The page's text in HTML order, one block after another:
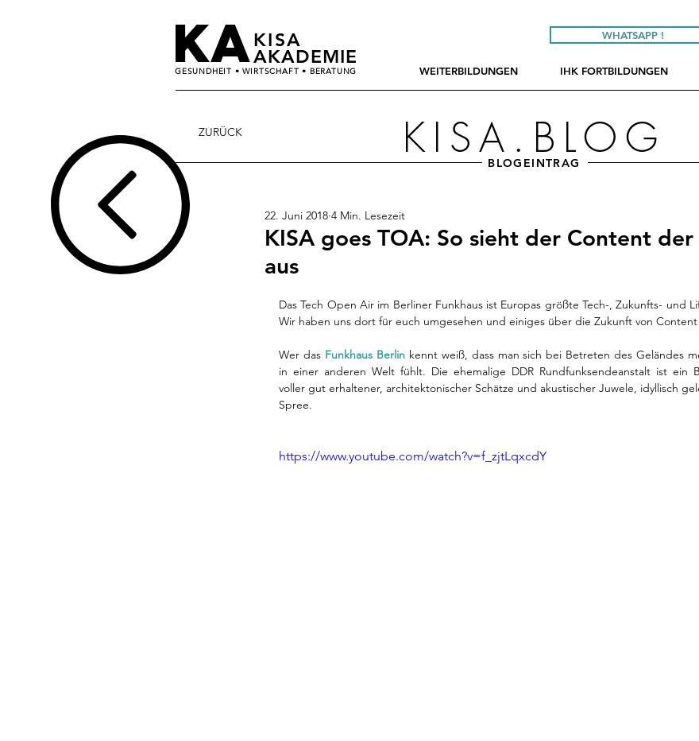
KAKISA
AKADEMIE
GESUNDHEIT • WIRTSCHAFT • BERATUNG
WHATSAPP !
WEITERBILDUNGEN IHK FORTBILDUNGEN
BLOGEINTRAG
KISA.BLOG
ZURÜCK
KISA goes TOA: So sieht der Content
aus
22. Juni 2018 4 Min. Lesezeit
Das Tech Open Air im Berliner Funkhaus ist Europas größte Tech-, Zukunfts- und
Wer das Funkhaus Berlin kennt weiß, dass man sich bei Betreten des Geländes
in einer anderen Welt fühlt. Die ehemalige DDR Rundfunksendeanstalt ist ein
voller gut erhaltener, architektonischer Schätze und akustischer Juwele, idyllisch
Spree.
https://www.youtube.com/watch?v=f_zjtLqxcdY